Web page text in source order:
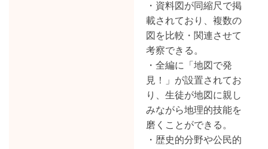
・資料図が同縮尺で掲
載されており、複数の
図を比較・関連させて
考察できる。
・全編に「地図で発
見！」が設置されてお
り、生徒が地図に親し
みながら地理的技能を
磨くことができる。
・歴史的分野や公民的